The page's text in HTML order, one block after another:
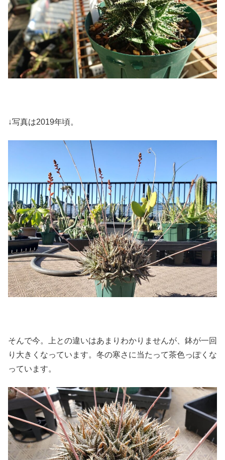
↓写真は2019年頃。
そんで今。上との違いはあまりわかりませんが、鉢が一回
り大きくなっています。冬の寒さに当たって茶色っぽくな
っています。